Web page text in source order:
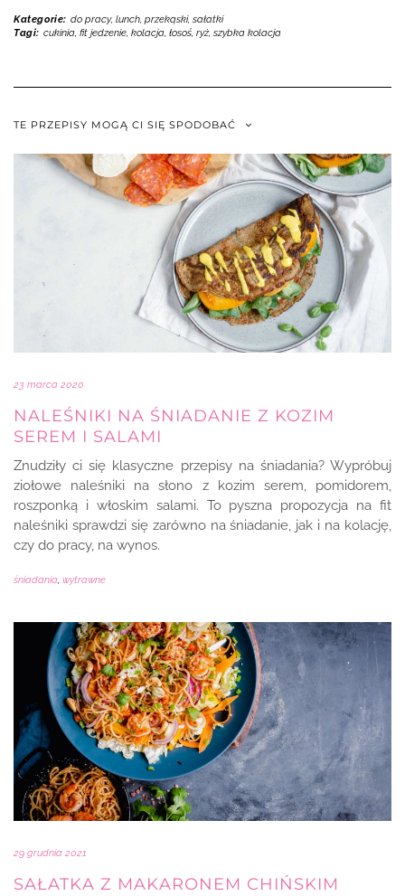
Kategorie: do pracy, lunch, przekąski, sałatki
Tagi: cukinia, fit jedzenie, kolacja, łosoś, ryż, szybka kolacja
TE PRZEPISY MOGĄ CI SIĘ SPODOBAĆ
23 marca 2020
NALEŚNIKI NA ŚNIADANIE Z KOZIM
SEREM I SALAMI
Znudziły ci się klasyczne przepisy na śniadania? Wypróbuj
ziołowe naleśniki na słono z kozim serem, pomidorem,
roszponką i włoskim salami. To pyszna propozycja na fit
naleśniki sprawdzi się zarówno na śniadanie, jak i na kolację,
czy do pracy, na wynos.
śniadania, wytrawne
29 grudnia 2021
SAŁATKA Z MAKARONEM CHIŃSKIM